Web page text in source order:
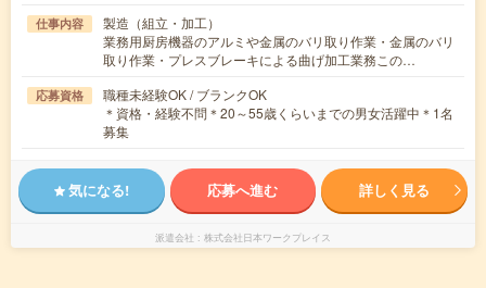
仕事内容
製造（組立・加工）
業務用厨房機器のアルミや金属のバリ取り作業・金属のバリ
取り作業・プレスブレーキによる曲げ加工業務この…
応募資格
職種未経験OK / ブランクOK
＊資格・経験不問＊20～55歳くらいまでの男女活躍中＊1名
募集
気になる! 応募へ進む 詳しく見る
派遣会社 株式会社日本ワークプレイス